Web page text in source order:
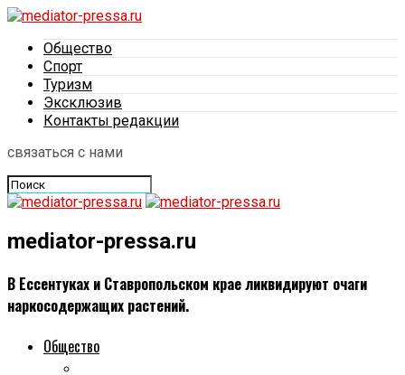
Общество
Спорт
Туризм
Эксклюзив
Контакты редакции
связаться с нами
mediator-pressa.ru
В Ессентуках и Ставропольском крае ликвидируют очаги
наркосодержащих растений.
Общество